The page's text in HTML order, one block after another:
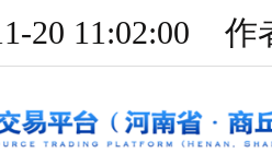
20 11:02:00